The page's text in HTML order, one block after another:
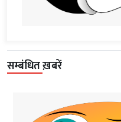
सम्बंधित ख़बरें